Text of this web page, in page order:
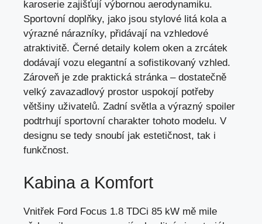
karoserie zajišťují výbornou aerodynamiku.
Sportovní doplňky, jako jsou stylové litá kola a
výrazné nárazníky, přidávají na vzhledové
atraktivitě. Černé detaily kolem oken a zrcátek
dodávají vozu elegantní a sofistikovaný vzhled.
Zároveň je zde praktická stránka – dostatečně
velký zavazadlový prostor uspokojí potřeby
většiny uživatelů. Zadní světla a výrazný spoiler
podtrhují sportovní charakter tohoto modelu. V
designu se tedy snoubí jak estetičnost, tak i
funkčnost.
Kabina a Komfort
Vnitřek Ford Focus 1.8 TDCi 85 kW mě mile